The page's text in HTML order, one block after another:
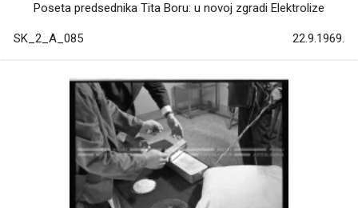
Poseta predsednika Tita Boru: u novoj zgradi Elektrolize
SK_2_A_085 22.9.1969.